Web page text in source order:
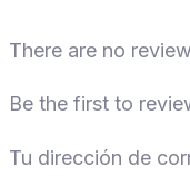
There are no
Be the first to
Tu dirección de